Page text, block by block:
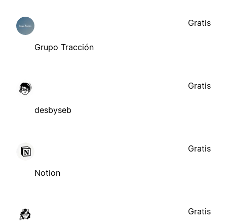
Grupo Tracción
Gratis
desbyseb
Gratis
Notion
Gratis
Gratis